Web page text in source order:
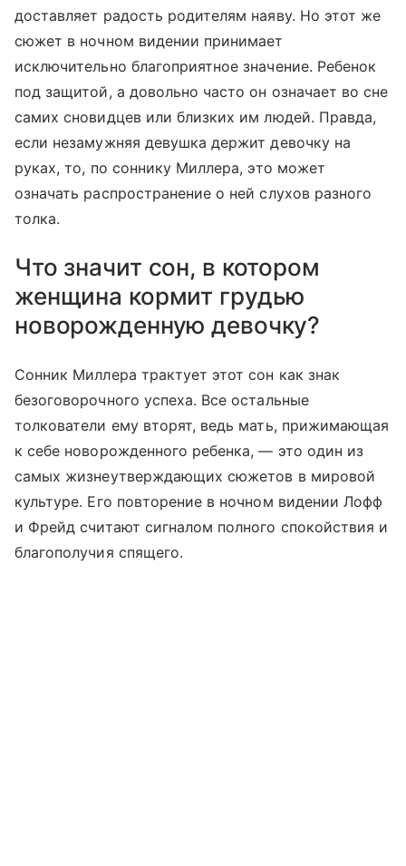
доставляет радость родителям наяву. Но этот же
сюжет в ночном видении принимает
исключительно благоприятное значение. Ребенок
под защитой, а довольно часто он означает во сне
самих сновидцев или близких им людей. Правда,
если незамужняя девушка держит девочку на
руках, то, по соннику Миллера, это может
означать распространение о ней слухов разного
толка.
Что значит сон, в котором
женщина кормит грудью
новорожденную девочку?
Сонник Миллера трактует этот сон как знак
безоговорочного успеха. Все остальные
толкователи ему вторят, ведь мать, прижимающая
к себе новорожденного ребенка, — это один из
самых жизнеутверждающих сюжетов в мировой
культуре. Его повторение в ночном видении Лофф
и Фрейд считают сигналом полного спокойствия и
благополучия спящего.